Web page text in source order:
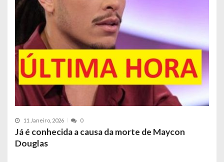
11 Janeiro, 2026 0
Já é conhecida a causa da morte de Maycon
Douglas